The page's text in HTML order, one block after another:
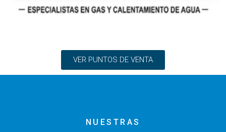
VER PUNTOS DE VENTA
NUESTRAS